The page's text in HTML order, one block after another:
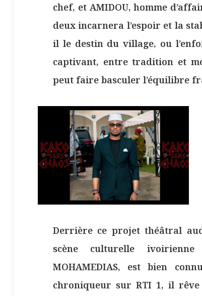
chef, et AMIDOU, homme
deux incarnera l’espoir et la
il le destin du village, ou
captivant, entre tradition et
peut faire basculer l’équilibre
Derrière ce projet théâtral
scène culturelle ivoirienne
MOHAMEDIAS, est bien
chroniqueur sur RTI 1, il